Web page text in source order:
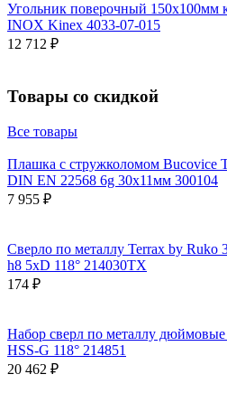
Угольник поверочный
INOX Kinex 4033-07-015
12 712 ₽
Товары со скидкой
Все товары
Плашка с стружколомом Bucovice
DIN EN 22568 6g 30х11мм 300104
7 955 ₽
Сверло по металлу Terrax by
h8 5xD 118° 214030TX
174 ₽
Набор сверл по металлу
HSS-G 118° 214851
20 462 ₽